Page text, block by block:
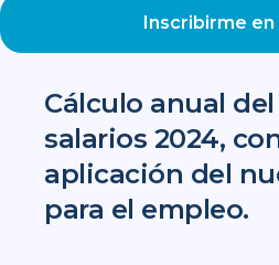
Inscribirme en
Cálculo anual del
salarios 2024,
aplicación del
para el empleo.